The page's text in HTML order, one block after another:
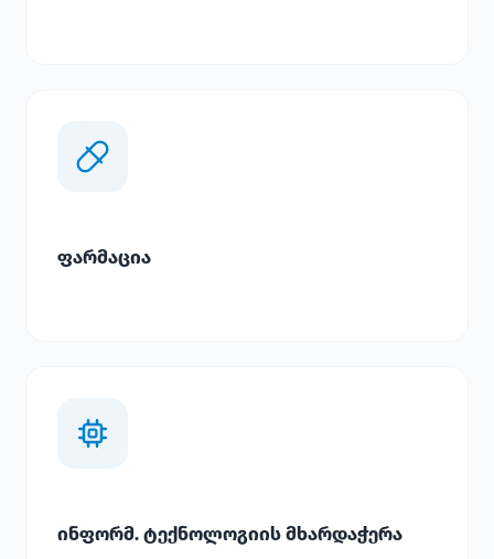
ფარმაცია
ინფორმ. ტექნოლოგიის მხარდაჭერა